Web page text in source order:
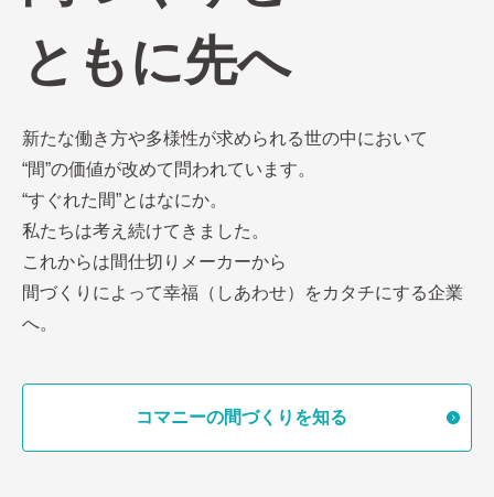
ともに先へ
新たな働き方や多様性が求められる世の中において
“間”の価値が改めて問われています。
“すぐれた間”とはなにか。
私たちは考え続けてきました。
これからは間仕切りメーカーから
間づくりによって幸福（しあわせ）をカタチにする企業
へ。
コマニーの間づくりを知る